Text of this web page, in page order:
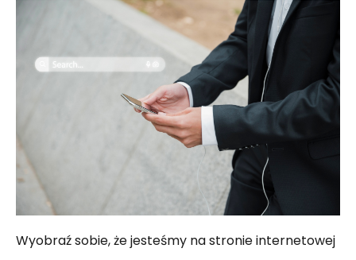
Wyobraź sobie, że jesteśmy na stronie internetowej